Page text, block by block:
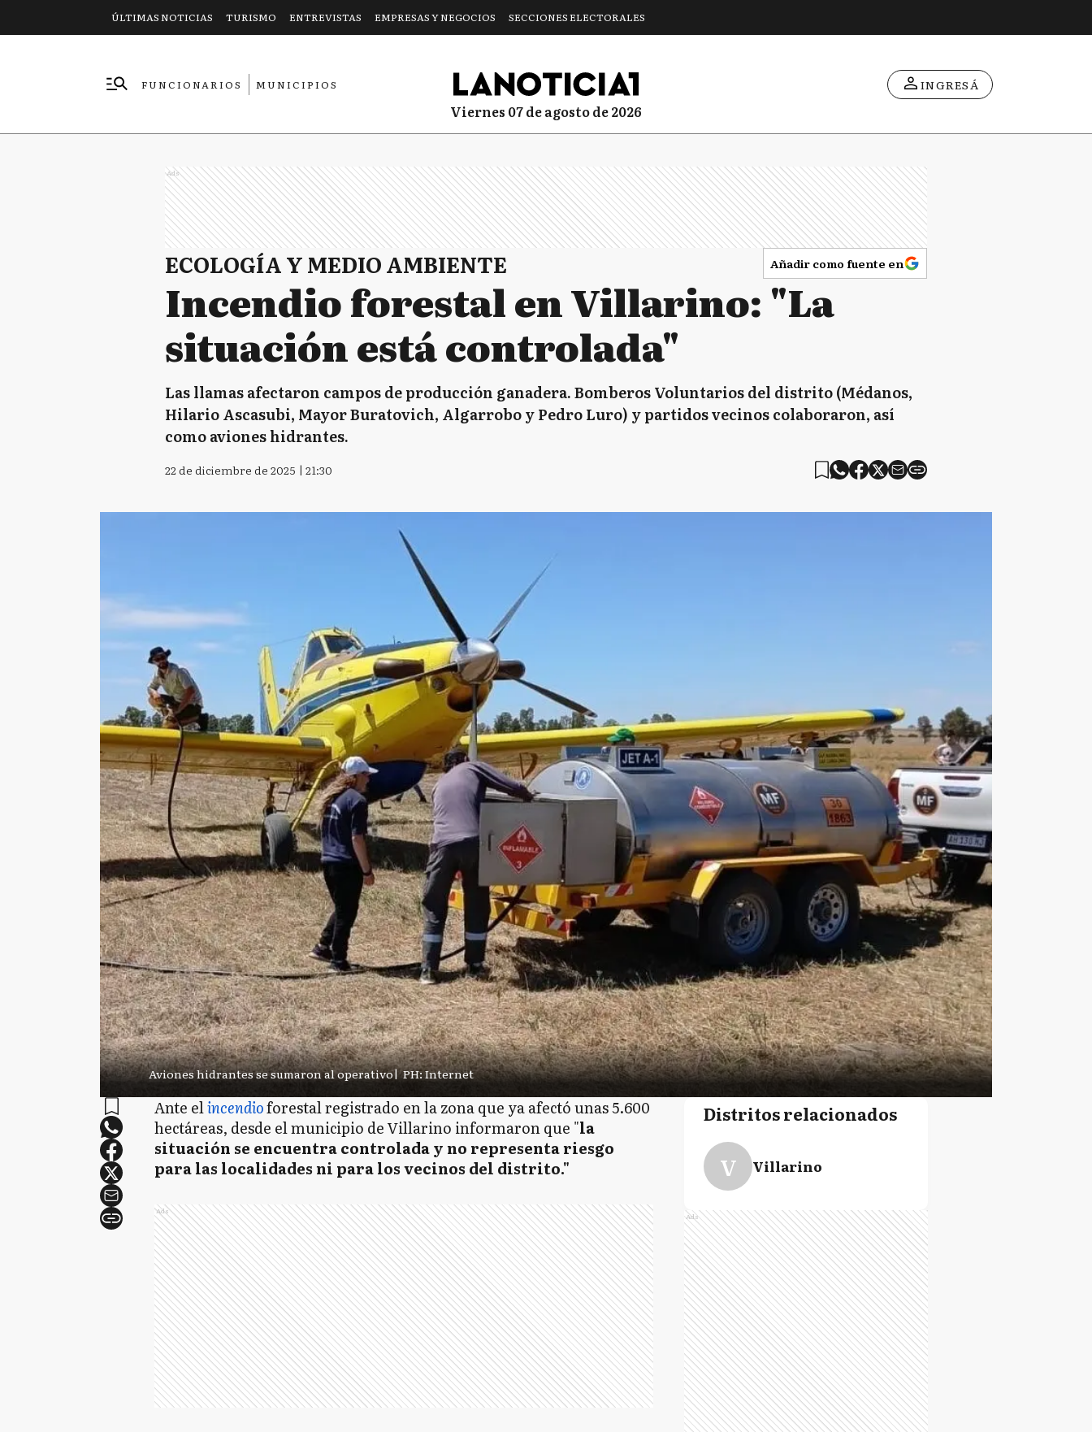
ÚLTIMAS NOTICIAS TURISMO ENTREVISTAS EMPRESAS Y NEGOCIOS SECCIONES ELECTORALES
FUNCIONARIOS
MUNICIPIOS
viernes 07 de agosto de 2026
INGRESÁ
Ads
ECOLOGÍA Y MEDIO AMBIENTE Añadir como fuente en
Incendio forestal en Villarino: "La
situación está controlada"
Las llamas afectaron campos de producción ganadera. Bomberos Voluntarios del distrito (Médanos,
Hilario Ascasubi, Mayor Buratovich, Algarrobo y Pedro Luro) y partidos vecinos colaboraron, así
como aviones hidrantes.
22 de diciembre de 2025 | 21:30
Aviones hidrantes se sumaron al operativo| PH: Internet
Ante elincendioforestal registrado en la zona que ya afectó unas 5.600
hectáreas, desde el municipio de Villarino informaron que "la
situación se encuentra controlada y no representa riesgo
para las localidades ni para los vecinos del distrito."
Ads
Distritos relacionados
V Villarino
Ads